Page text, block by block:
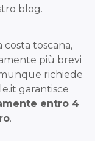
blog.
costa toscana,
più brevi
richiede
garantisce
entro 4
.